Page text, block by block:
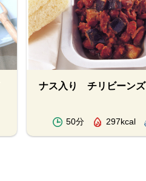
ナス入り チリビーンズ
50分 297kcal